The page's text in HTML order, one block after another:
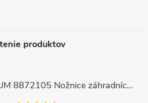
produktov
EXTOL PREMIUM 8872105 Nožnice záhradnícke dlhé úzke, 200mm, max. prestrih Ø6mm